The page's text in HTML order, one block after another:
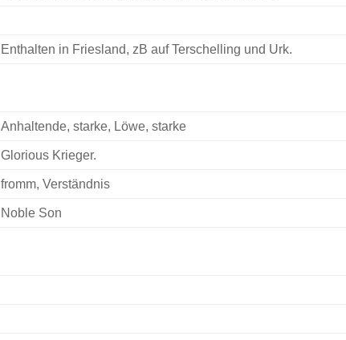
Enthalten in Friesland, zB auf Terschelling und Urk.
Anhaltende, starke, Löwe, starke
Glorious Krieger.
fromm, Verständnis
Noble Son